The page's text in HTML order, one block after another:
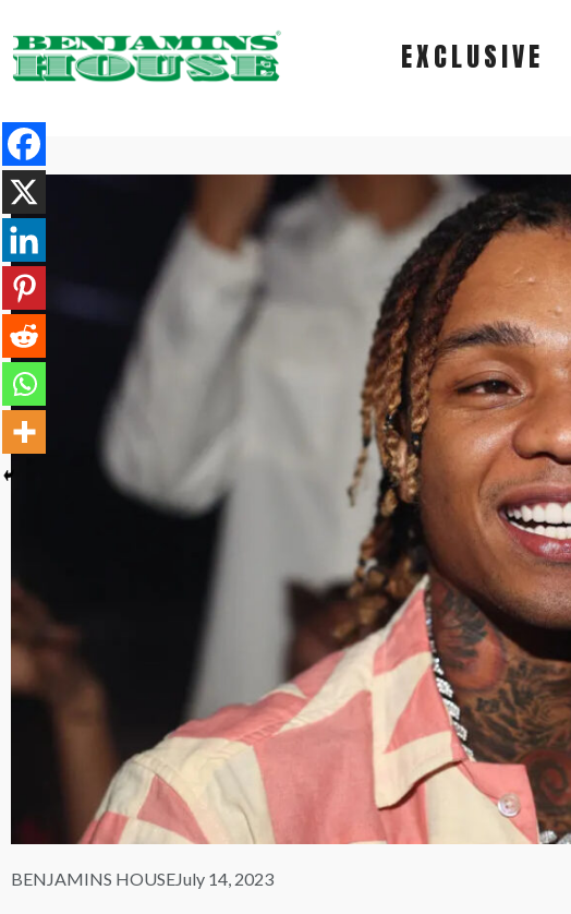
EXCLUSIVE
BENJAMINS HOUSEJuly 14, 2023